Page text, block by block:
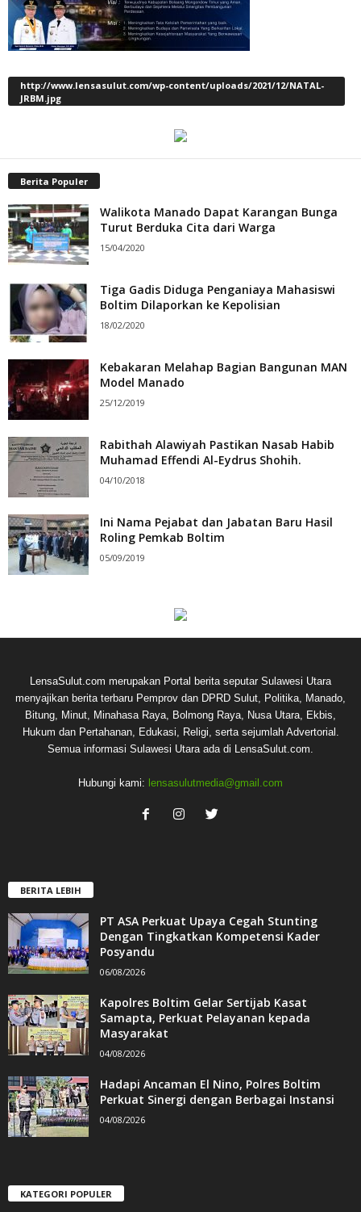
http://www.lensasulut.com/wp-content/uploads/2021/12/NATAL-
JRBM.jpg
Berita Populer
Walikota Manado Dapat Karangan Bunga
Turut Berduka Cita dari Warga
15/04/2020
Tiga Gadis Diduga Penganiaya Mahasiswi
Boltim Dilaporkan ke Kepolisian
18/02/2020
Kebakaran Melahap Bagian Bangunan MAN
Model Manado
25/12/2019
Rabithah Alawiyah Pastikan Nasab Habib
Muhamad Effendi Al-Eydrus Shohih.
04/10/2018
Ini Nama Pejabat dan Jabatan Baru Hasil
Roling Pemkab Boltim
05/09/2019
LensaSulut.com merupakan Portal berita seputar Sulawesi Utara
menyajikan berita terbaru Pemprov dan DPRD Sulut, Politika, Manado,
Bitung, Minut, Minahasa Raya, Bolmong Raya, Nusa Utara, Ekbis,
Hukum dan Pertahanan, Edukasi, Religi, serta sejumlah Advertorial.
Semua informasi Sulawesi Utara ada di LensaSulut.com.
Hubungi kami: lensasulutmedia@gmail.com
BERITA LEBIH
PT ASA Perkuat Upaya Cegah Stunting
Dengan Tingkatkan Kompetensi Kader
Posyandu
06/08/2026
Kapolres Boltim Gelar Sertijab Kasat
Samapta, Perkuat Pelayanan kepada
Masyarakat
04/08/2026
Hadapi Ancaman El Nino, Polres Boltim
Perkuat Sinergi dengan Berbagai Instansi
04/08/2026
KATEGORI POPULER